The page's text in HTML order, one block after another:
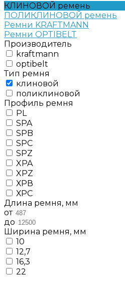
КЛИНОВОЙ ремень
ПОЛИКЛИНОВОЙ ремень
Ремни KRAFTMANN
Ремни OPTIBELT
Производитель
kraftmann
optibelt
Тип ремня
клиновой
поликлиновой
Профиль ремня
PL
SPA
SPB
SPC
SPZ
XPA
XPZ
ХРВ
ХРС
Длина ремня, мм
от
до
Ширина ремня, мм
10
12,7
16,3
22